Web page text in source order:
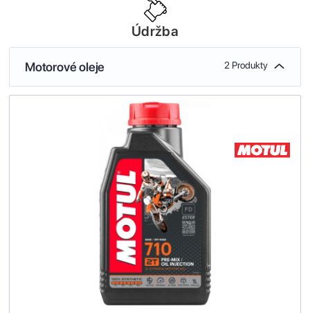
Údržba
Motorové oleje 2 Produkty